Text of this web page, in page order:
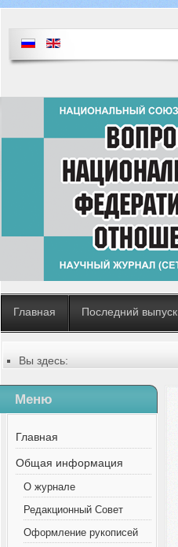
Главная Последний выпуск
Вы здесь:
Содержание выпусков
№ 2 (25), 2014
Русский
Выпуск 1, 2011
Статья 1-16
Меню
Главная
Общая информация
О журнале
Редакционный Совет
Оформление рукописей